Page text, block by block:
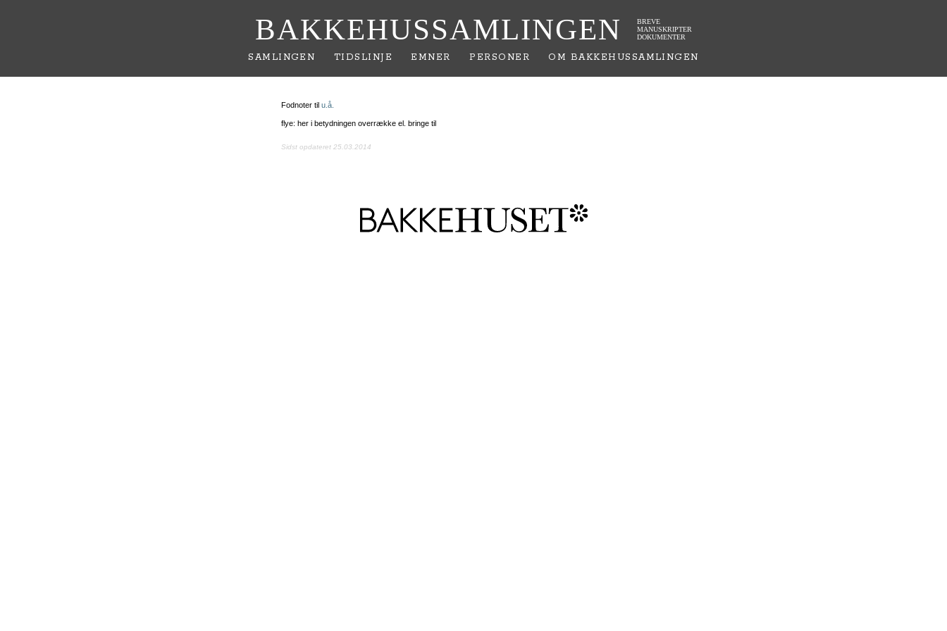
BAKKEHUSSAMLINGEN
BREVE
MANUSKRIPTER
DOKUMENTER
SAMLINGEN TIDSLINJE EMNER PERSONER OM BAKKEHUSSAMLINGEN
Fodnoter til u.å.
flye: her i betydningen overrække el. bringe til
Sidst opdateret 25.03.2014